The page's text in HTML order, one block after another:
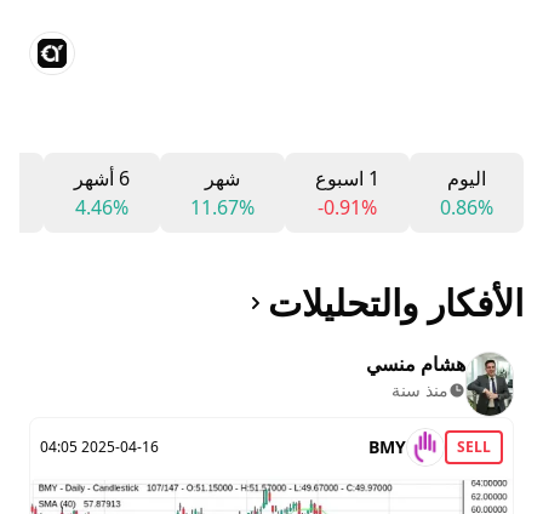
اليوم
0.86%
1 اسبوع
-0.91%
شهر
11.67%
6 أشهر
4.46%
الأفكار والتحليلات
هشام منسي
منذ سنة
SELL
BMY
2025-04-16 04:05